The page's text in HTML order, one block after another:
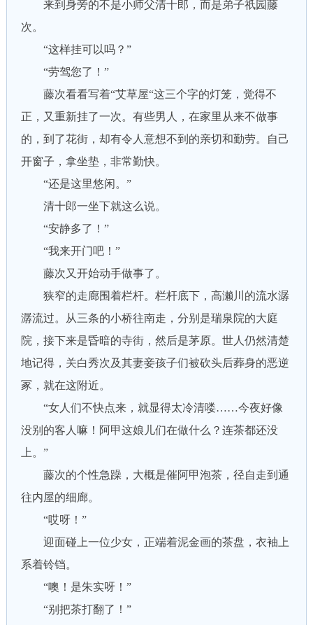
来到身旁的不是小师父清十郎，而是弟子祇园藤
次。
“这样挂可以吗？”
“劳驾您了！”
藤次看看写着“艾草屋“这三个字的灯笼，觉得不
正，又重新挂了一次。有些男人，在家里从来不做事
的，到了花街，却有令人意想不到的亲切和勤劳。自己
开窗子，拿坐垫，非常勤快。
“还是这里悠闲。”
清十郎一坐下就这么说。
“安静多了！”
“我来开门吧！”
藤次又开始动手做事了。
狭窄的走廊围着栏杆。栏杆底下，高濑川的流水潺
潺流过。从三条的小桥往南走，分别是瑞泉院的大庭
院，接下来是昏暗的寺街，然后是茅原。世人仍然清楚
地记得，关白秀次及其妻妾孩子们被砍头后葬身的恶逆
冢，就在这附近。
“女人们不快点来，就显得太冷清喽……今夜好像
没别的客人嘛！阿甲这娘儿们在做什么？连茶都还没
上。”
藤次的个性急躁，大概是催阿甲泡茶，径自走到通
往内屋的细廊。
“哎呀！”
迎面碰上一位少女，正端着泥金画的茶盘，衣袖上
系着铃铛。
“噢！是朱实呀！”
“别把茶打翻了！”